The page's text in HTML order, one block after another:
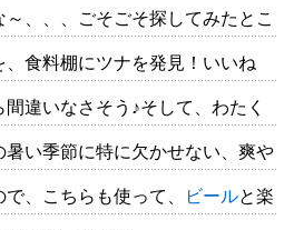
、、、ごそごそ探してみたとこ
食料棚にツナを発見！いいね
違いなさそう♪そして、わたく
暑い季節に特に欠かせない、爽や
、こちらも使って、 ビールと楽